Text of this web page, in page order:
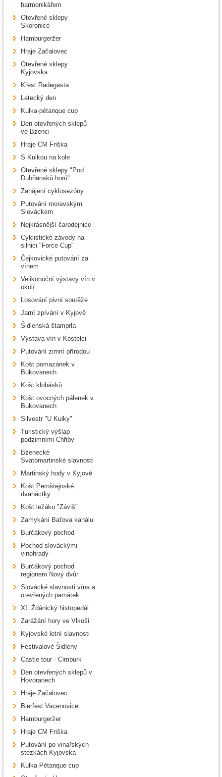
harmonikářem
Otevřené sklepy
Skoronice
Hamburgeržer
Hraje Začalovec
Otevřené sklepy
Kyjovska
Křest Radegasta
Letecký den
Kulka-pétanque cup
Den otevřených sklepů
ve Bzenci
Hraje CM Friška
S Kulkou na kole
Otevřené sklepy "Pod
Dubňansků horů"
Zahájení cyklosezóny
Putování moravským
Slováckem
Nejkrásnější čarodejnice
Cyklistické závody na
silnici "Force Cup"
Čejkovické putování za
vínem
Velikonoční výstavy vín v
okolí
Losování pivní soutěže
Jarní zpívání v Kyjově
Šidlenská štamprla
Výstava vín v Kostelci
Putování zimní přírodou
Košt pomazánek v
Bukovanech
Košt klobásků
Košt ovocných pálenek v
Bukovanech
Silvestr "U Kulky"
Turistický výšlap
podzimními Chřiby
Bzenecké
Svatomartinské slavnosti
Martinský hody v Kyjově
Košt Pernštejnské
dvanáctky
Košt ležáku "Záviš"
Zamykání Baťova kanálu
Burčákový pochod
Pochod slováckými
vinohrady
Burčákový pochod
regionem Nový dvůr
Slovácké slavnosti vína a
otevřených památek
XI. Ždánický histopedál
Zarážání hory ve Vlkoši
Kyjovské letní slavnosti
Festivalové Šidleny
Castle tour - Cimburk
Den otevřených sklepů v
Hovoranech
Hraje Začalovec
Bierfest Vacenovice
Hamburgeržer
Hraje CM Friška
Putování po vinařských
stezkách Kyjovska
Kulka Pétanque cup